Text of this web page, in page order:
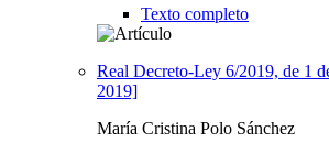
Texto completo
Real Decreto-Ley 6/2019, de 1
2019]
María Cristina Polo Sánchez